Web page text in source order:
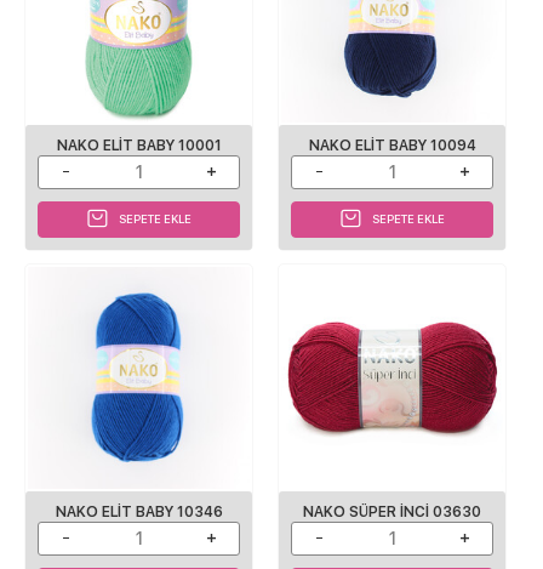
NAKO ELIT BABY 10001
SEPETE EKLE
NAKO ELIT BABY 10094
SEPETE EKLE
NAKO ELIT BABY 10346 NAKO SÜPER İNCI 03630